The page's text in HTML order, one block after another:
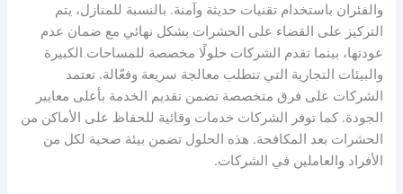
والفئران باستخدام تقنيات حديثة وآمنة. بالنسبة للمنازل، يتم
التركيز على القضاء على الحشرات بشكل نهائي مع ضمان عدم
عودتها، بينما تقدم الشركات حلولًا مخصصة للمساحات الكبيرة
والبيئات التجارية التي تتطلب معالجة سريعة وفعّالة. تعتمد
الشركات على فرق متخصصة تضمن تقديم الخدمة بأعلى معايير
الجودة. كما توفر الشركات خدمات وقائية للحفاظ على الأماكن من
الحشرات بعد المكافحة. هذه الحلول تضمن بيئة صحية لكل من
الأفراد والعاملين في الشركات.